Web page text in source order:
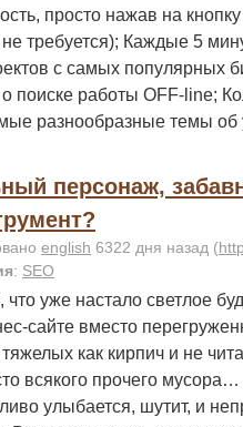
просто нажав на
не требуется); Каждые 5
с самых популярных
поиске работы OFF-line;
разнообразные темы
персонаж,
english 6322 дня назад (
: SEO
что уже настало светлое
сайте вместо
тяжелых как кирпич и не
всякого прочего мусора…
улыбается, шутит, и